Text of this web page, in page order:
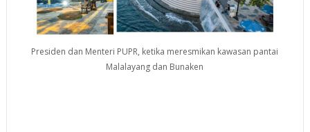
Presiden dan Menteri PUPR, ketika meresmikan kawasan pantai
Malalayang dan Bunaken